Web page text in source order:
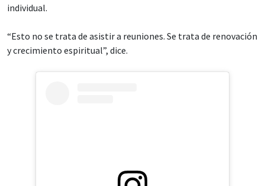
individual.
“Esto no se trata de asistir a reuniones. Se trata de renovación
y crecimiento espiritual”, dice.